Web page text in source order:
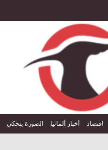
اقتصاد أخبار ألمانيا الصورة بتحكي